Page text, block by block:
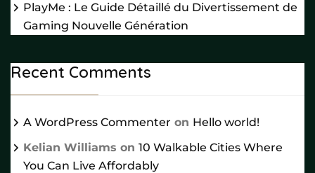
PlayMe : Le Guide Détaillé du Divertissement de
Gaming Nouvelle Génération
Recent Comments
A WordPress Commenter on Hello world!
Kelian Williams on 10 Walkable Cities Where
You Can Live Affordably